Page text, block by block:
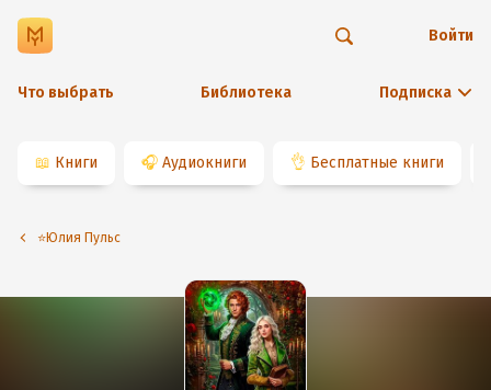
Что выбрать Библиотека Подписка
Войти
📖 Книги 🎧 Аудиокниги 👌 Бесплатные книги
⭐️Юлия Пульс